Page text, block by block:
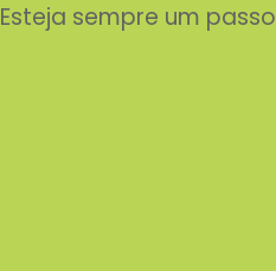
Esteja sempre um